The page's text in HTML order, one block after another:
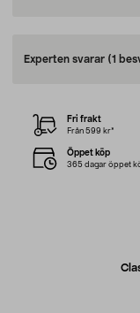
Experten svarar (1
Fri frakt
Från 599 kr*
Öppet köp
365 dagar öppet